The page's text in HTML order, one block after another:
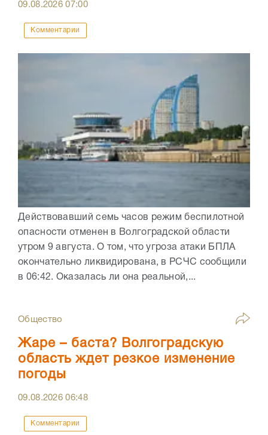
09.08.202607:00
Комментарии
Действовавший семь часов режим беспилотной
опасности отменен в Волгоградской области
утром 9 августа. О том, что угроза атаки БПЛА
окончательно ликвидирована, в РСЧС сообщили
в 06:42. Оказалась ли она реальной,...
Общество
Жаре – баста? Волгоградскую
область ждет резкое изменение
погоды
09.08.202606:48
Комментарии